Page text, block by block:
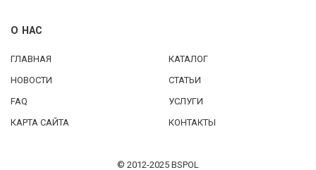
О НАС
ГЛАВНАЯ
КАТАЛОГ
НОВОСТИ
СТАТЬИ
FAQ
УСЛУГИ
КАРТА САЙТА
КОНТАКТЫ
© 2012-2025 BSPOL